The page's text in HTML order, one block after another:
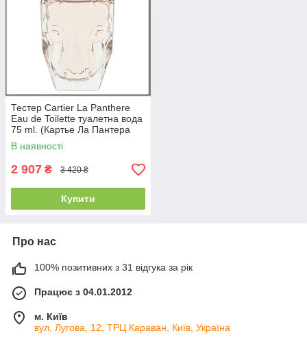
Тестер Cartier La Panthere
Eau de Toilette туалетна вода
75 ml. (Картье Ла Пантера
Еау де Туалетте)
В наявності
2 907 ₴ 3 420 ₴
Купити
Про нас
100% позитивних з 31 відгука за рік
Працює з 04.01.2012
м. Київ
вул, Лугова, 12, ТРЦ Караван, Київ, Україна